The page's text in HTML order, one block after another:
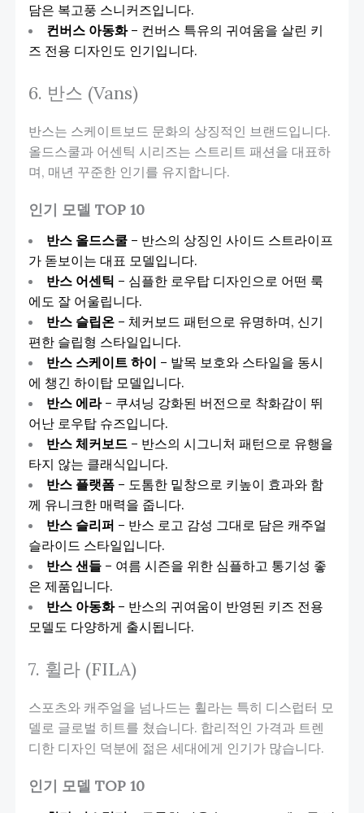
담은 복고풍 스니커즈입니다.
컨버스 아동화– 컨버스 특유의 귀여움을 살린 키
즈 전용 디자인도 인기입니다.
6. 반스 (Vans)
반스는 스케이트보드 문화의 상징적인 브랜드입니다.
올드스쿨과 어센틱 시리즈는 스트리트 패션을 대표하
며, 매년 꾸준한 인기를 유지합니다.
인기 모델 TOP 10
반스 올드스쿨– 반스의 상징인 사이드 스트라이프
가 돋보이는 대표 모델입니다.
반스 어센틱 – 심플한 로우탑 디자인으로 어떤 룩
에도 잘 어울립니다.
반스 슬립온– 체커보드 패턴으로 유명하며, 신기
편한 슬립형 스타일입니다.
반스 스케이트 하이 – 발목 보호와 스타일을 동시
에 챙긴 하이탑 모델입니다.
반스 에라– 쿠셔닝 강화된 버전으로 착화감이 뛰
어난 로우탑 슈즈입니다.
반스 체커보드– 반스의 시그니처 패턴으로 유행을
타지 않는 클래식입니다.
반스 플랫폼– 도톰한 밑창으로 키높이 효과와 함
께 유니크한 매력을 줍니다.
반스 슬리퍼 – 반스 로고 감성 그대로 담은 캐주얼
슬라이드 스타일입니다.
반스 샌들– 여름 시즌을 위한 심플하고 통기성 좋
은 제품입니다.
반스 아동화– 반스의 귀여움이 반영된 키즈 전용
모델도 다양하게 출시됩니다.
7. 휠라 (FILA)
스포츠와 캐주얼을 넘나드는 휠라는 특히 디스럽터 모
델로 글로벌 히트를 쳤습니다. 합리적인 가격과 트렌
디한 디자인 덕분에 젊은 세대에게 인기가 많습니다.
인기 모델 TOP 10